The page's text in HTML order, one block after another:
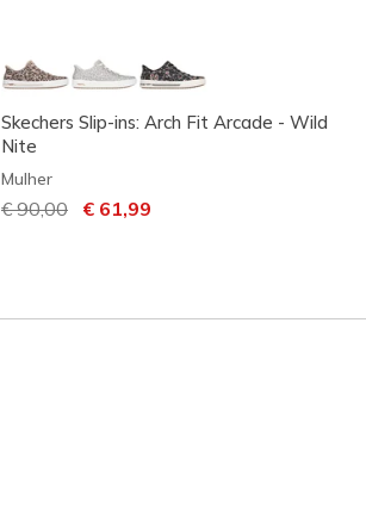
Skechers Slip-ins: Arch Fit Arcade - Wild
Nite
Mulher
Preço com desconto de
€ 90,00 para
€ 61,99